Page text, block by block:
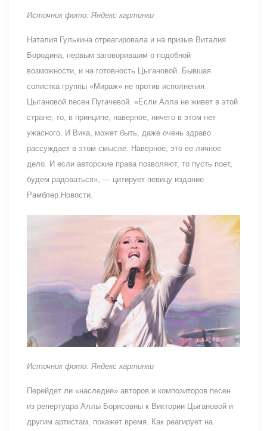
Источник фото: Яндекс картинки
Наталия Гулькина отреагировала и на призыв Виталия
Бородина, первым заговорившим о подобной
возможности, и на готовность Цыгановой. Бывшая
солистка группы «Мираж» не против исполнения
Цыгановой песен Пугачевой. «Если Алла не живет в этой
стране, то, в принципе, наверное, ничего в этом нет
ужасного. И Вика, может быть, даже очень здраво
рассуждает в этом смысле. Наверное, это ее личное
дело. И если авторские права позволяют, то пусть поет,
будем радоваться», — цитирует певицу издание
Рамблер.Новости.
Источник фото: Яндекс картинки
Перейдет ли «наследие» авторов и композиторов песен
из репертуара Аллы Борисовны к Виктории Цыгановой и
другим артистам, покажет время. Как реагирует на